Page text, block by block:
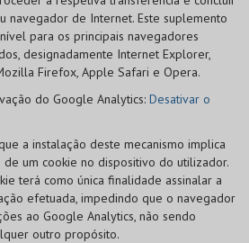
navegador de Internet. Este suplemento
para os principais navegadores
designadamente Internet Explorer,
Firefox, Apple Safari e Opera.
do Google Analytics: Desativar o
a instalação deste mecanismo implica
de um cookie no dispositivo do utilizador.
terá como única finalidade assinalar a
efetuada, impedindo que o navegador
ao Google Analytics, não sendo
outro propósito.